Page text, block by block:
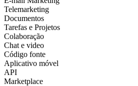
Telemarketing
Documentos
Tarefas e Projetos
Colaboração
Chat e video
Código fonte
Aplicativo móvel
API
Marketplace